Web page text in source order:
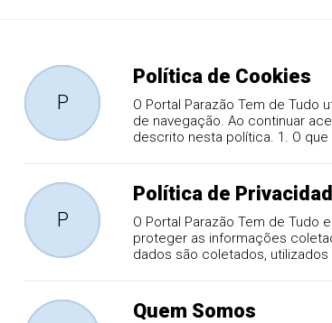
P
Política de Cookies
O Portal Parazão Tem de Tudo
de navegação. Ao continuar
descrito nesta política. 1. O
P
Política de
O Portal Parazão Tem de
proteger as informações
dados são coletados,
Quem Somos